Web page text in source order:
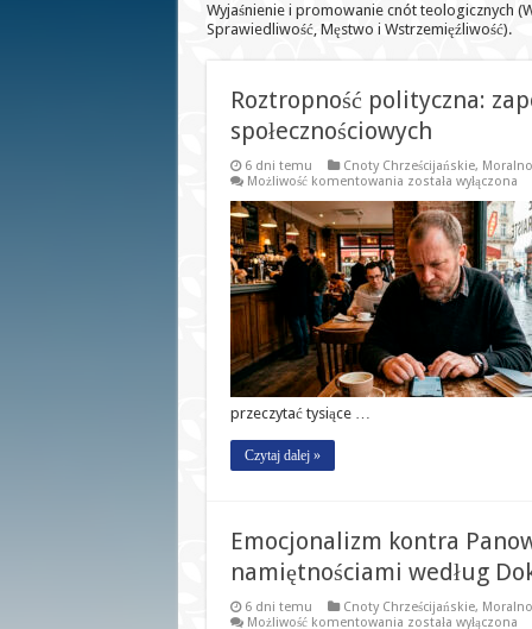
Wyjaśnienie i promowanie cnót teologicznych
Sprawiedliwość, Męstwo i Wstrzemięźliwość).
Roztropność polityczna:
społecznościowych
6 dni temu Cnoty Chrześcijańskie,
Możliwość komentowania Roztropność
zapomniana
cnota
w
epoce
mediów
społecznościowych
została wyłączona
przeczytać tysiące …
Czytaj dalej »
Emocjonalizm kontra
namiętnościami według
6 dni temu Cnoty Chrześcijańskie,
Możliwość komentowania Emocjonalizm
została wyłączona